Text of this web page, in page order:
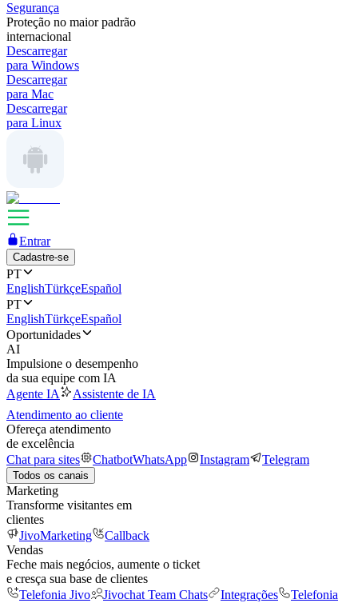
Segurança
Proteção no maior padrão
internacional
Descarregar
para Windows
Descarregar
para Mac
Descarregar
para Linux
Entrar
Cadastre-se
PT
EnglishTürkçeEspañol
PT
EnglishTürkçeEspañol
Oportunidades
AI
Impulsione o desempenho
da sua equipe com IA
Agente IA
Assistente de IA
Atendimento ao cliente
Ofereça atendimento
de excelência
Chat para sites
ChatbotWhatsApp Instagram Telegram
Todos os canais
Marketing
Transforme visitantes em
clientes
JivoMarketing
Callback
Vendas
Feche mais negócios, aumente o ticket
e cresça sua base de clientes
Telefonia Jivo
Jivochat Team Chats Integrações
Telefonia